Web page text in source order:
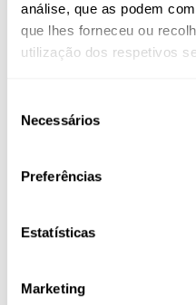
análise, que as podem
que lhes forneceu ou
utilização dos respetivos
Necessários
Preferências
Estatísticas
Marketing
Raquetes, palas,
projetados para
acompanhá-lo em
Junte-se à nossa